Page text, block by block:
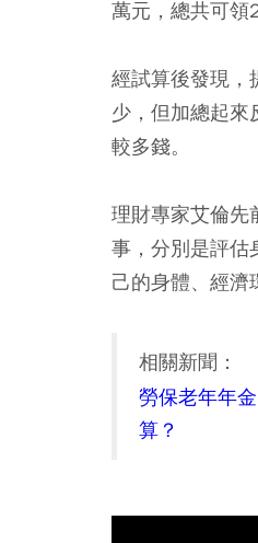
萬元，總共可領
經試算後發現，
少，但加總起來
較多錢。
理財專家艾倫先
事，分別是評估
己的身體、經濟
相關新聞：
勞保老年年
算？